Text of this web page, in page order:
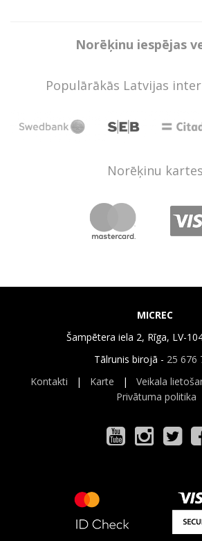
Norēķinu iespējas
Populārākās Latvijas
Norēķinu kartes
MICREC
Šampētera iela 2, Rīga, LV-
Tālrunis birojā - 25 676
Kontakti | Karte | Veikala
Privātuma politika